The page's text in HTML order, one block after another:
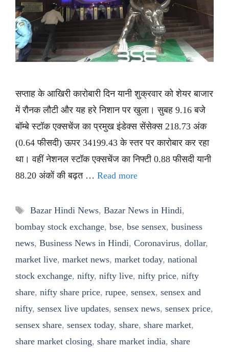
सप्ताह के आखिरी कारोबारी दिन यानी शुक्रवार को शेयर बाजार
में रौनक लौटी और यह हरे निशान पर खुला। सुबह 9.16 बजे
बॉम्बे स्टॉक एक्सचेंज का प्रमुख इंडेक्स सेंसेक्स 218.73 अंक
(0.64 फीसदी) ऊपर 34199.43 के स्तर पर कारोबार कर रहा
था। वहीं नेशनल स्टॉक एक्सचेंज का निफ्टी 0.88 फीसदी यानी
88.20 अंकों की बढ़त … Read more
Tags
Bazar Hindi News, Bazar News in Hindi,
bombay stock exchange, bse, bse sensex, business
news, Business News in Hindi, Coronavirus, dollar,
market live, market news, market today, national
stock exchange, nifty, nifty live, nifty price, nifty
share, nifty share price, rupee, sensex, sensex and
nifty, sensex live updates, sensex news, sensex price,
sensex share, sensex today, share, share market,
share market closing, share market india, share